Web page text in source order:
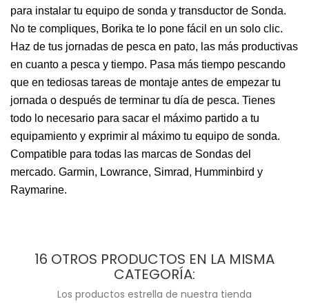
para instalar tu equipo de sonda y transductor de Sonda.
No te compliques, Borika te lo pone fácil en un solo clic.
Haz de tus jornadas de pesca en pato, las más productivas
en cuanto a pesca y tiempo. Pasa más tiempo pescando
que en tediosas tareas de montaje antes de empezar tu
jornada o después de terminar tu día de pesca. Tienes
todo lo necesario para sacar el máximo partido a tu
equipamiento y exprimir al máximo tu equipo de sonda.
Compatible para todas las marcas de Sondas del
mercado. Garmin, Lowrance, Simrad, Humminbird y
Raymarine.
16 OTROS PRODUCTOS EN LA MISMA
CATEGORÍA:
Los productos estrella de nuestra tienda